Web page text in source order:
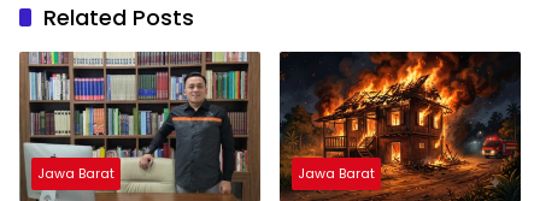
Related Posts
Jawa Barat Jawa Barat